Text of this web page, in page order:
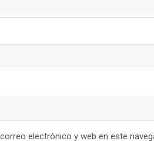
electrónico y web en este